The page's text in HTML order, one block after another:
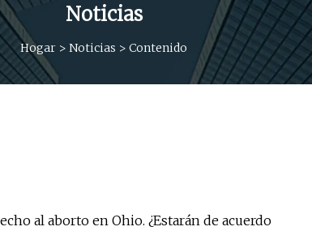
Noticias
Hogar > Noticias > Contenido
al aborto en Ohio. ¿Estarán de acuerdo